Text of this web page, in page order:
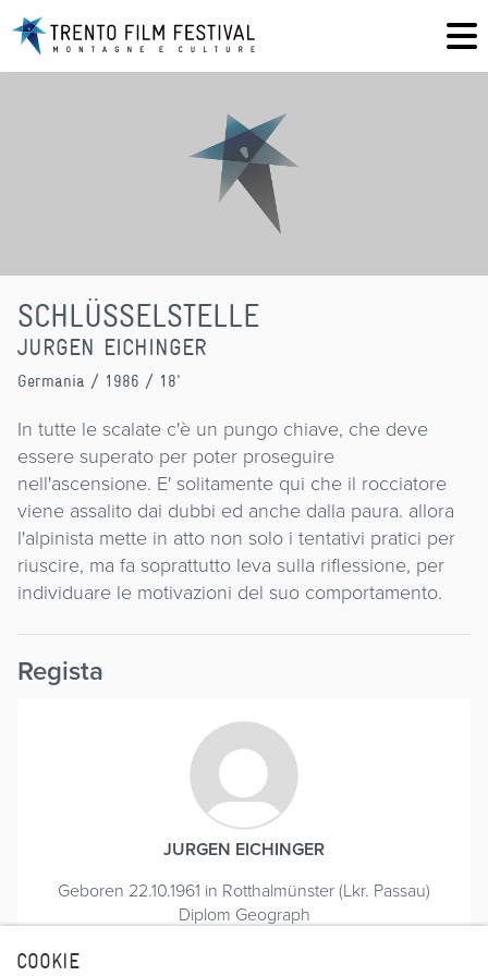
COOKIE
SCHLÜSSELSTELLE
JURGEN EICHINGER
Germania / 1986 / 18'
In tutte le scalate c'è un pungo chiave, che deve
essere superato per poter proseguire
nell'ascensione. E' solitamente qui che il rocciatore
viene assalito dai dubbi ed anche dalla paura. allora
l'alpinista mette in atto non solo i tentativi pratici per
riuscire, ma fa soprattutto leva sulla riflessione, per
individuare le motivazioni del suo comportamento.
Regista
JURGEN EICHINGER
Geboren 22.10.1961 in Rotthalmünster (Lkr. Passau)
Diplom Geograph
4 Jahre Gasthörer an der Hochschule für Fernsehen